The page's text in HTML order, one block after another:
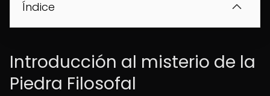
Índice
Introducción al misterio de la
Piedra Filosofal